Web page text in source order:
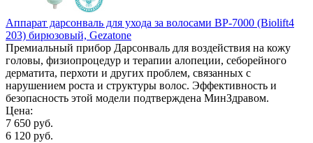
Аппарат дарсонваль для ухода за волосами BP-7000 (Biolift4
203) бирюзовый, Gezatone
Премиальный прибор Дарсонваль для воздействия на кожу
головы, физиопроцедур и терапии алопеции, себорейного
дерматита, перхоти и других проблем, связанных с
нарушением роста и структуры волос. Эффективность и
безопасность этой модели подтверждена МинЗдравом.
Цена:
7 650 руб.
6 120 руб.